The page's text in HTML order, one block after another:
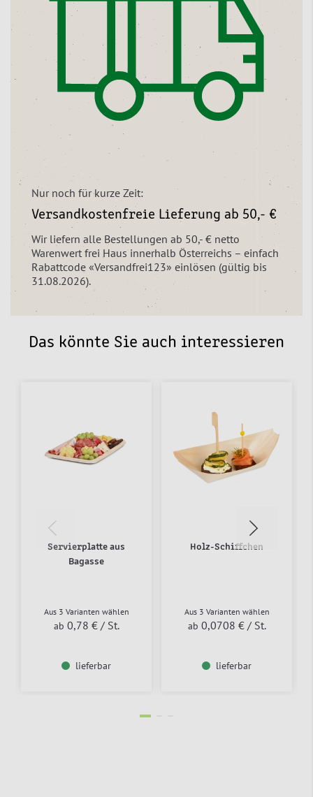
Nur noch für kurze Zeit:
Versandkostenfreie Lieferung ab 50,- €
Wir liefern alle Bestellungen ab 50,- € netto
Warenwert frei Haus innerhalb Österreichs – einfach
Rabattcode «Versandfrei123» einlösen (gültig bis
31.08.2026).
Das könnte Sie auch interessieren
Servierplatte aus
Bagasse
Aus 3 Varianten wählen
ab 0,78 € / St.
lieferbar
Holz-Schiffchen
Aus 3 Varianten wählen
ab 0,0708 € / St.
lieferbar